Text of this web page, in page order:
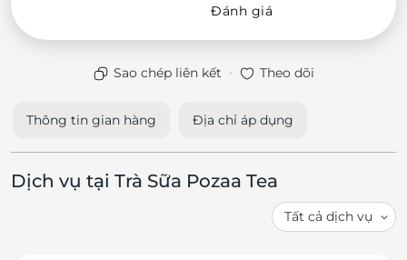
Đánh giá
Sao chép liên kết · Theo dõi
Thông tin gian hàng Địa chỉ áp dụng
Dịch vụ tại Trà Sữa Pozaa Tea